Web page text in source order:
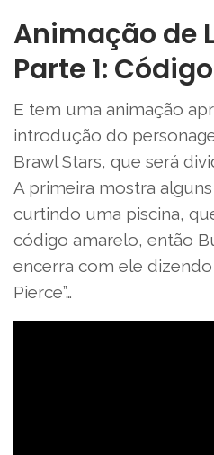
Animação de
Parte 1:
E tem uma animação
introdução do
Brawl Stars, que será
A primeira mostra
curtindo uma piscina,
código amarelo, então
encerra com ele dizendo
Pierce”…